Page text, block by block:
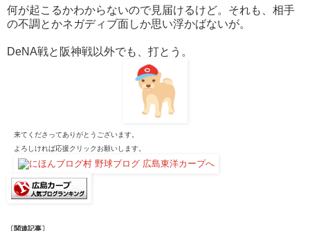
何が起こるかわからないので見届けるけど。それも、相手
の不調とかネガディブ面しか思い浮かばないが。
DeNA戦と阪神戦以外でも、打とう。
来てくださってありがとうございます。
よろしければ応援クリックお願いします。
〔関連記事〕